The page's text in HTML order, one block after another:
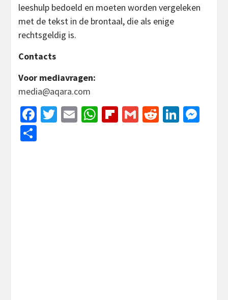
leeshulp bedoeld en moeten worden vergeleken
met de tekst in de brontaal, die als enige
rechtsgeldig is.
Contacts
Voor mediavragen:
media@aqara.com
Facebook
Twitter
EmailWhatsApp
Flipboard
GmailReddit